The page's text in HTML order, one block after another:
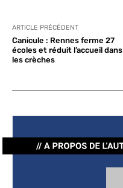
ARTICLE PRÉCÉDENT
Canicule : Rennes ferme 27
écoles et réduit l’accueil dans
les crèches